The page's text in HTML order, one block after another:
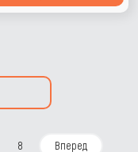
8 Вперед